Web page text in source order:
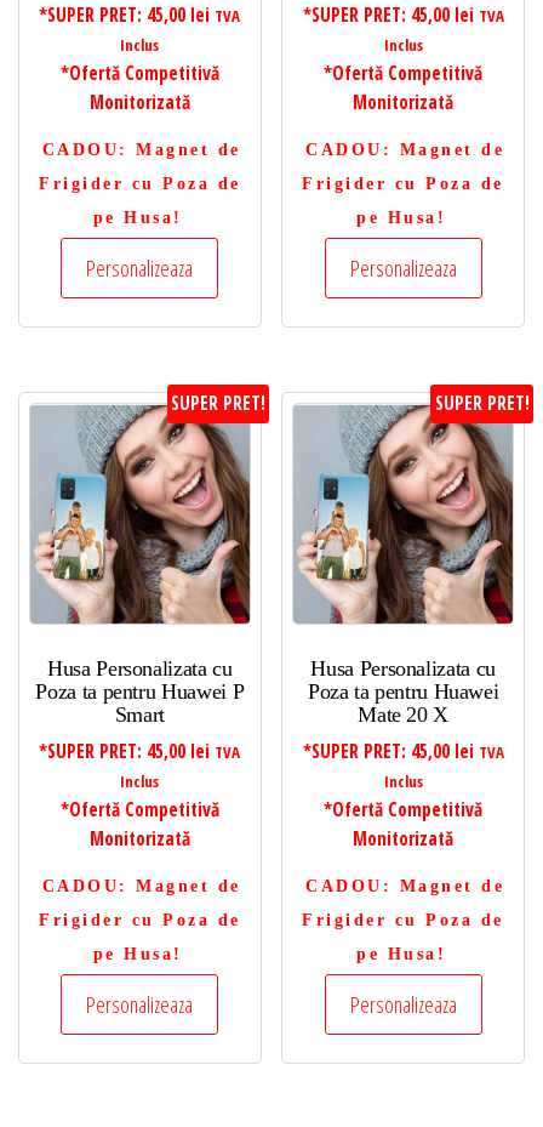
*SUPER PRET: 45,00 lei TVA
Inclus
*Ofertă Competitivă
Monitorizată
CADOU : Magnet de
Frigider cu Poza de
pe Husa!
Personalizeaza
*SUPER PRET: 45,00 lei TVA
Inclus
*Ofertă Competitivă
Monitorizată
CADOU : Magnet de
Frigider cu Poza de
pe Husa!
Personalizeaza
SUPER PRET!
Husa Personalizata cu
Poza ta pentru Huawei P
Smart
*SUPER PRET: 45,00 lei TVA
Inclus
*Ofertă Competitivă
Monitorizată
CADOU : Magnet de
Frigider cu Poza de
pe Husa!
Personalizeaza
SUPER PRET!
Husa Personalizata cu
Poza ta pentru Huawei
Mate 20 X
*SUPER PRET: 45,00 lei TVA
Inclus
*Ofertă Competitivă
Monitorizată
CADOU : Magnet de
Frigider cu Poza de
pe Husa!
Personalizeaza